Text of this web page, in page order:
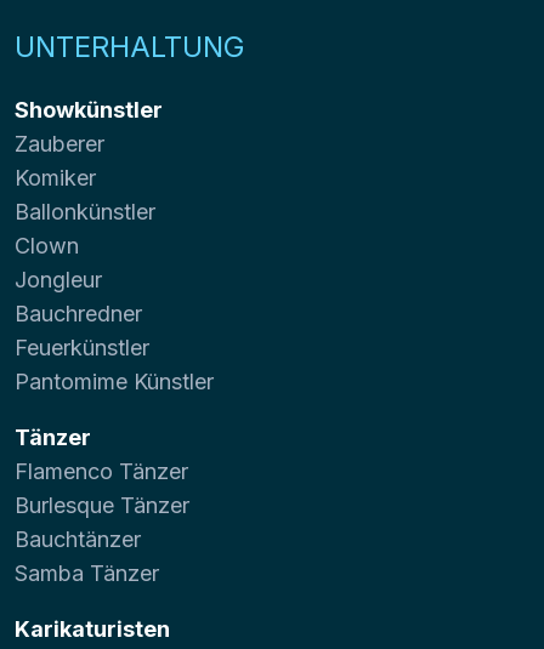
UNTERHALTUNG
Showkünstler
Zauberer
Komiker
Ballonkünstler
Clown
Jongleur
Bauchredner
Feuerkünstler
Pantomime Künstler
Tänzer
Flamenco Tänzer
Burlesque Tänzer
Bauchtänzer
Samba Tänzer
Karikaturisten